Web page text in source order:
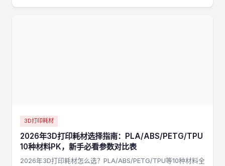
3D打印耗材
2026年3D打印耗材选择指南：PLA/ABS/PETG/TPU
10种材料PK，新手必看参数对比表
2026年3D打印耗材怎么选？PLA/ABS/PETG/TPU等10种材料全